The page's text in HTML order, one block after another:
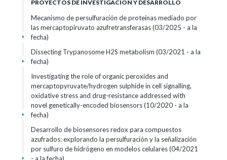
PROYECTOS DE INVESTIGACIÓN Y DESARROLLO
Mecanismo de persulfuración de proteínas mediado por
las mercaptopiruvato azufretransferasas (03/2025 - a la
fecha)
+
Dissecting Trypanosome H2S metabolism (03/2021 - a la
fecha)
+
Investigating the role of organic peroxides and
mercaptopyruvate/hydrogen sulphide in cell signalling,
oxidative stress and drug-resistance addressed with
novel genetically-encoded biosensors (10/2020 - a la
fecha)
+
Desarrollo de biosensores redox para compuestos
azufrados: explorando la persulfuración y la señalización
por sulfuro de hidrógeno en modelos celulares (04/2021
+